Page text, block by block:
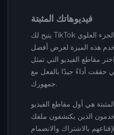
فيديوهاتك المثبتة
يتيح لك TikTok تثبيت 3 مقاطع فيديو في الجزء العلوي
هذه الميزة لعرض أفضل
مقاطع الفيديو التي تمثل
حققت أداءً جيدًا بالفعل مع
جمهورك.
هي أول مقاطع الفيديو
الذين يكتشفون ملفك
بالاشتراك والانضمام